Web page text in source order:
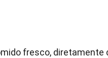
fresco, diretamente